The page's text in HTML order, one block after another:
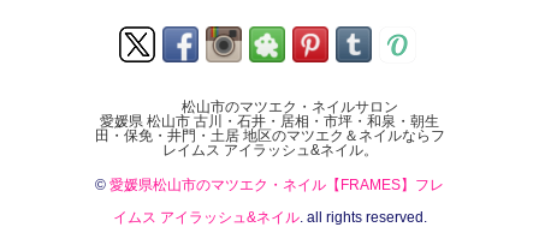
松山市のマツエク・ネイルサロン
愛媛県 松山市 古川・石井・居相・市坪・和泉・朝生
田・保免・井門・土居 地区のマツエク＆ネイルならフ
レイムス アイラッシュ&ネイル。
© 愛媛県松山市のマツエク・ネイル【FRAMES】フレ
イムス アイラッシュ&ネイル. all rights reserved.